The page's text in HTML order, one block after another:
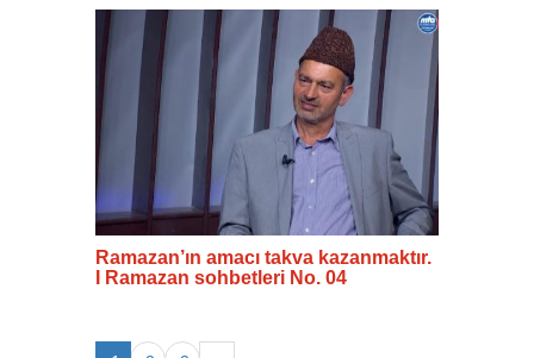
Ramazan’ın amacı takva kazanmaktır.
I Ramazan sohbetleri No. 04